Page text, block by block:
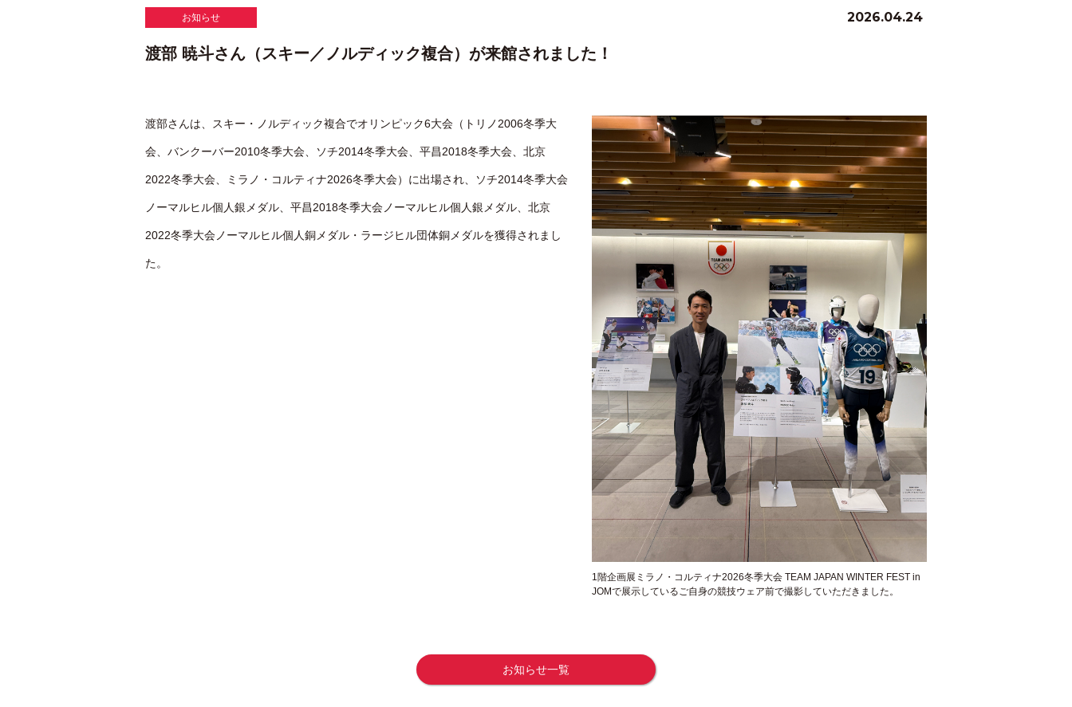
お知らせ 2026.04.24
渡部 暁斗さん（スキー／ノルディック複合）が来館されました！
1階企画展ミラノ・コルティナ2026冬季大会 TEAM JAPAN WINTER FEST in
JOMで展示しているご自身の競技ウェア前で撮影していただきました。
渡部さんは、スキー・ノルディック複合でオリンピック6大会（トリノ2006冬季大
会、バンクーバー2010冬季大会、ソチ2014冬季大会、平昌2018冬季大会、北京
2022冬季大会、ミラノ・コルティナ2026冬季大会）に出場され、ソチ2014冬季大会
ノーマルヒル個人銀メダル、平昌2018冬季大会ノーマルヒル個人銀メダル、北京
2022冬季大会ノーマルヒル個人銅メダル・ラージヒル団体銅メダルを獲得されまし
た。
お知らせ一覧